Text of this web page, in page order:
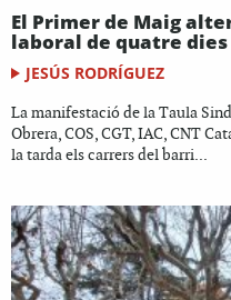
El Primer de Maig
laboral de quatre dies
JESÚS RODRÍGUEZ
La manifestació de la Taula
Obrera, COS, CGT, IAC, CNT
la tarda els carrers del barri...